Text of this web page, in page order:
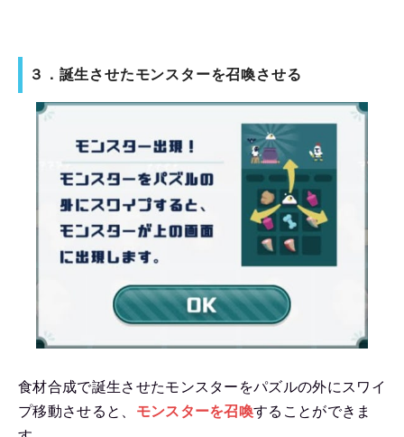
３．誕生させたモンスターを召喚させる
食材合成で誕生させたモンスターをパズルの外にスワイ
プ移動させると、 モンスターを召喚することができま